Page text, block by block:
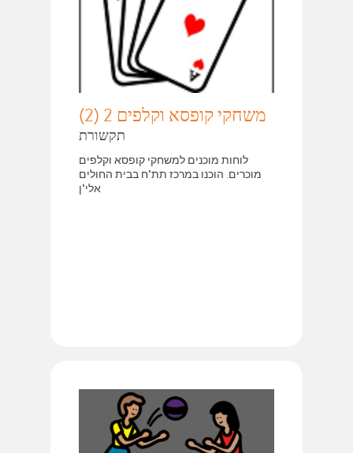
משחקי קופסא וקלפים 2 (2)
תקשורת
לוחות מוכנים למשחקי קופסא וקלפים
מוכרים. הוכנו במרכז תת"ח בבית החולים
אלי"ן